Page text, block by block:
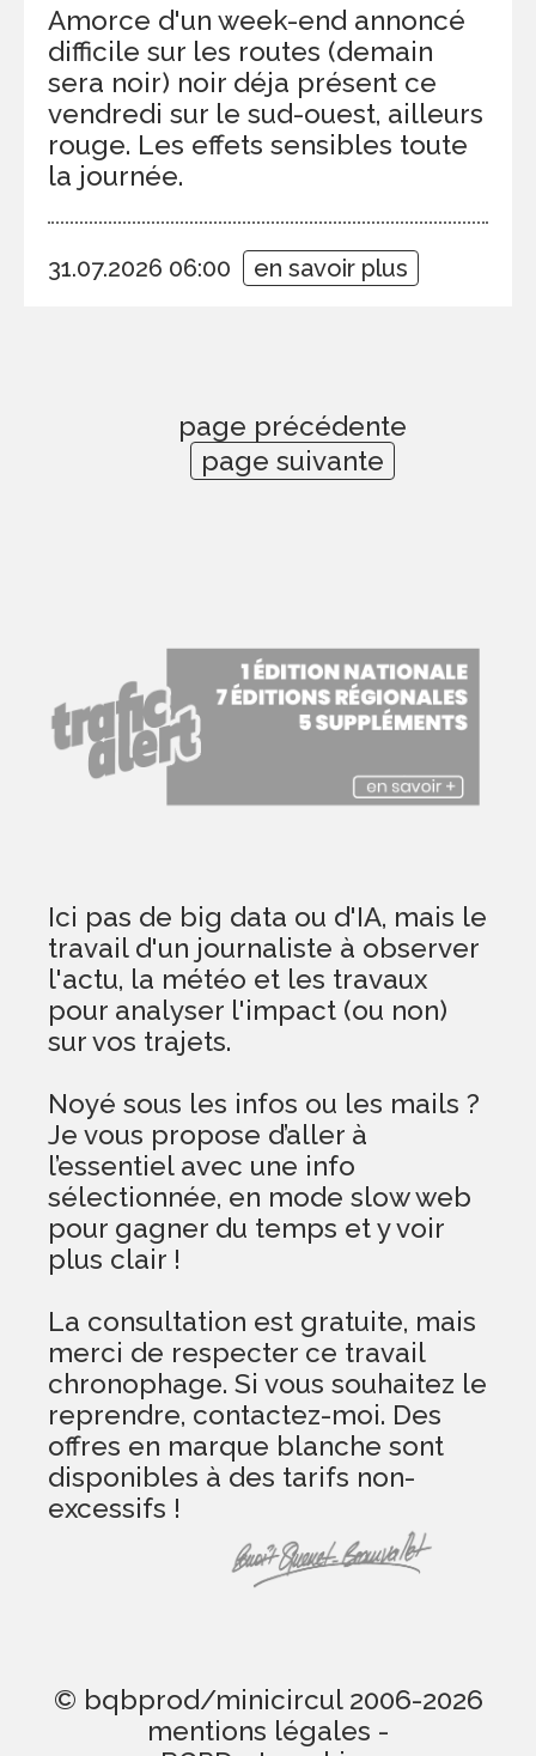
Amorce d'un week-end annoncé
difficile sur les routes (demain
sera noir) noir déja présent ce
vendredi sur le sud-ouest, ailleurs
rouge. Les effets sensibles toute
la journée.
31.07.2026 06:00 en savoir plus
page précédente
page suivante
Ici pas de big data ou d'IA, mais le
travail d'un journaliste à observer
l'actu, la météo et les travaux
pour analyser l'impact (ou non)
sur vos trajets.
Noyé sous les infos ou les mails ?
Je vous propose d’aller à
l’essentiel avec une info
sélectionnée, en mode slow web
pour gagner du temps et y voir
plus clair !
La consultation est gratuite, mais
merci de respecter ce travail
chronophage. Si vous souhaitez le
reprendre, contactez-moi. Des
offres en marque blanche sont
disponibles à des tarifs non-
excessifs !
© bqbprod/minicircul 2006-2026
mentions légales -